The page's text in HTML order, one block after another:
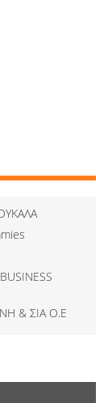
& ΣΙΑ Ο.Ε